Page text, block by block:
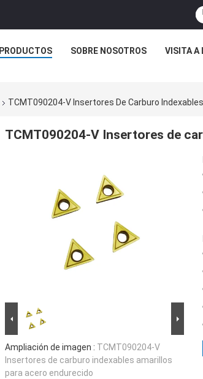
PRODUCTOS SOBRE NOSOTROS VISITA A
TCMT090204-V Insertores De Carburo
TCMT090204-V Insertores de
Ampliación de imagen : TCMT090204-V
Insertores de carburo indexables amarillos
para acero endurecido